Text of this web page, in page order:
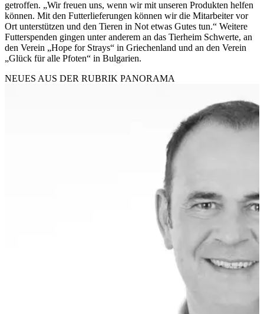
getroffen. „Wir freuen uns, wenn wir mit unseren Produkten helfen
können. Mit den Futterlieferungen können wir die Mitarbeiter vor
Ort unterstützen und den Tieren in Not etwas Gutes tun.“ Weitere
Futterspenden gingen unter anderem an das Tierheim Schwerte, an
den Verein „Hope for Strays“ in Griechenland und an den Verein
„Glück für alle Pfoten“ in Bulgarien.
NEUES AUS DER RUBRIK PANORAMA